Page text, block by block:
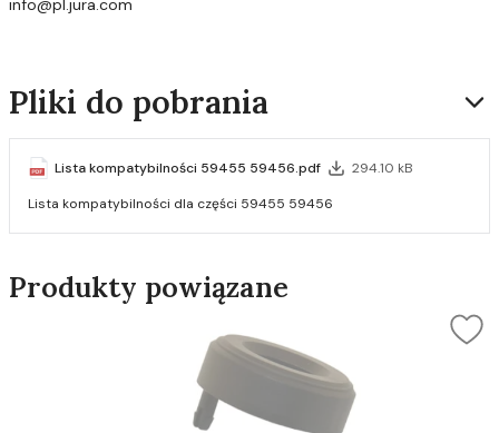
info@pl.jura.com
Pliki do pobrania
Lista kompatybilności 59455 59456.pdf
294.10 kB
Lista kompatybilności dla części 59455 59456
Produkty powiązane